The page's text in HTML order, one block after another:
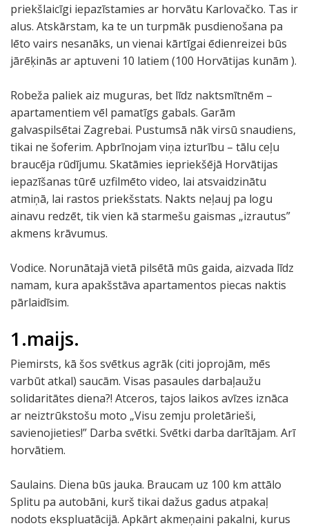
priekšlaicīgi iepazīstamies ar horvātu Karlovačko. Tas ir
alus. Atskārstam, ka te un turpmāk pusdienošana pa
lēto vairs nesanāks, un vienai kārtīgai ēdienreizei būs
jārēķinās ar aptuveni 10 latiem (100 Horvātijas kunām ).
Robeža paliek aiz muguras, bet līdz naktsmītnēm –
apartamentiem vēl pamatīgs gabals. Garām
galvaspilsētai Zagrebai. Pustumsā nāk virsū snaudiens,
tikai ne šoferim. Apbrīnojam viņa izturību – tālu ceļu
braucēja rūdījumu. Skatāmies iepriekšējā Horvātijas
iepazīšanas tūrē uzfilmēto video, lai atsvaidzinātu
atmiņā, lai rastos priekšstats. Nakts neļauj pa logu
ainavu redzēt, tik vien kā starmešu gaismas „izrautus”
akmens krāvumus.
Vodice. Norunātajā vietā pilsētā mūs gaida, aizvada līdz
namam, kura apakšstāva apartamentos piecas naktis
pārlaidīsim.
1.maijs.
Piemirsts, kā šos svētkus agrāk (citi joprojām, mēs
varbūt atkal) saucām. Visas pasaules darbaļaužu
solidaritātes diena?! Atceros, tajos laikos avīzes iznāca
ar neiztrūkstošu moto „Visu zemju proletārieši,
savienojieties!” Darba svētki. Svētki darba darītājam. Arī
horvātiem.
Saulains. Diena būs jauka. Braucam uz 100 km attālo
Splitu pa autobāni, kurš tikai dažus gadus atpakaļ
nodots ekspluatācijā. Apkārt akmeņaini pakalni, kurus